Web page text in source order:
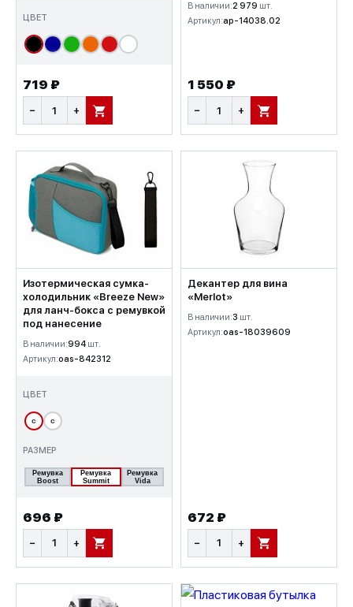
ЦВЕТ
719 ₽
− + В КОРЗИНУ
В наличии:2 979 шт.
Артикул:ap-14038.02
1 550 ₽
− + В КОРЗИНУ
Изотермическая сумка-
холодильник «Breeze New»
для ланч-бокса с ремувкой
под нанесение
В наличии:994 шт.
Артикул:oas-842312
ЦВЕТ
с с
РАЗМЕР
Ремувка
Boost
Ремувка
Summit
Ремувка
Vida
696 ₽
− + В КОРЗИНУ
Декантер для вина
«Merlot»
В наличии:3 шт.
Артикул:oas-18039609
672 ₽
− + В КОРЗИНУ